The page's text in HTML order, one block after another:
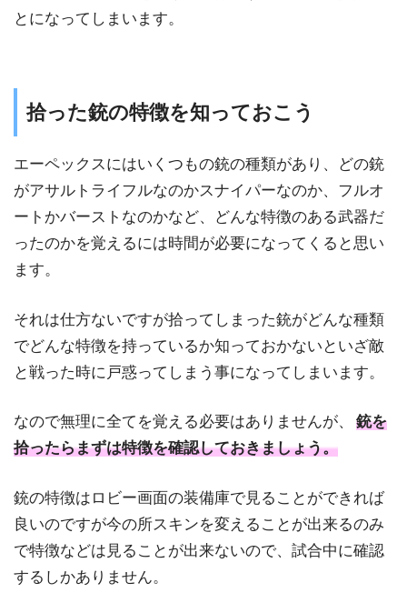
とになってしまいます。
拾った銃の特徴を知っておこう
エーペックスにはいくつもの銃の種類があり、どの銃
がアサルトライフルなのかスナイパーなのか、フルオ
ートかバーストなのかなど、どんな特徴のある武器だ
ったのかを覚えるには時間が必要になってくると思い
ます。
それは仕方ないですが拾ってしまった銃がどんな種類
でどんな特徴を持っているか知っておかないといざ敵
と戦った時に戸惑ってしまう事になってしまいます。
なので無理に全てを覚える必要はありませんが、
銃を
拾ったらまずは特徴を確認しておきましょう。
銃の特徴はロビー画面の装備庫で見ることができれば
良いのですが今の所スキンを変えることが出来るのみ
で特徴などは見ることが出来ないので、試合中に確認
するしかありません。